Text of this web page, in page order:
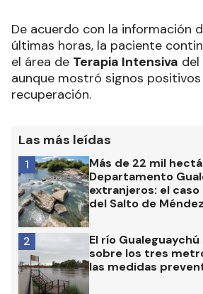
De acuerdo con la información
últimas horas, la paciente
el área de Terapia Intensiva
aunque mostró signos positivos
recuperación.
Las más leídas
Más de 22 mil
Departamento
extranjeros: el
del Salto de Méndez
1
El río
sobre los tres
las medidas
2